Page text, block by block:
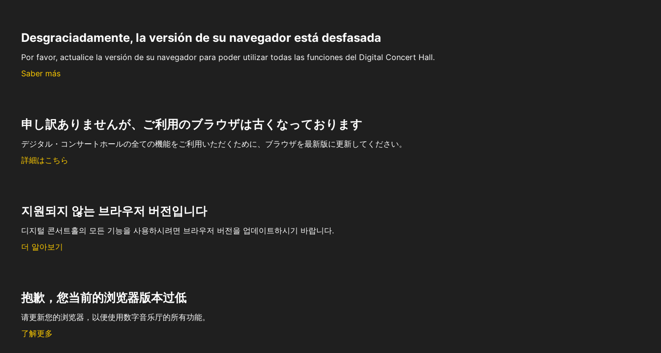
Desgraciadamente, la versión de su navegador está desfasada
Por favor, actualice la versión de su navegador para poder utilizar todas las funciones del Digital Concert Hall.
Saber más
申し訳ありませんが、ご利用のブラウザは古くなっております
デジタル・コンサートホールの全ての機能をご利用いただくために、ブラウザを最新版に更新してください。
詳細はこちら
지원되지 않는 브라우저 버전입니다
디지털 콘서트홀의 모든 기능을 사용하시려면 브라우저 버전을 업데이트하시기 바랍니다.
더 알아보기
抱歉，您当前的浏览器版本过低
请更新您的浏览器，以便使用数字音乐厅的所有功能。
了解更多